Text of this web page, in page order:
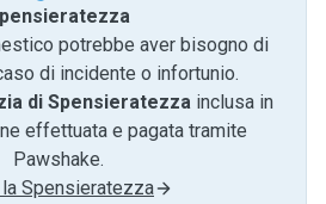
potrebbe aver bisogno di
di incidente o infortunio.
di Spensieratezzainclusa in
effettuata e pagata tramite
Pawshake.
Spensieratezza